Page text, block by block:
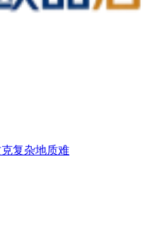
复杂地质难